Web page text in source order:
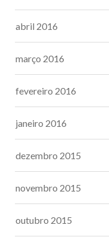
abril 2016
março 2016
fevereiro 2016
janeiro 2016
dezembro 2015
novembro 2015
outubro 2015